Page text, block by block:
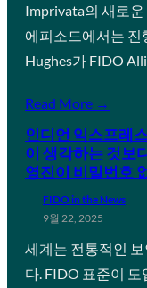
Imprivata의 새로운
에피소드에서는 진
Hughes가 FIDO
Read More →
인디언 익스프레
이 생각하는 것보
영진이 비밀번호
FIDO in the News
9월 22, 2025
세계는 전통적인
다. FIDO 표준이